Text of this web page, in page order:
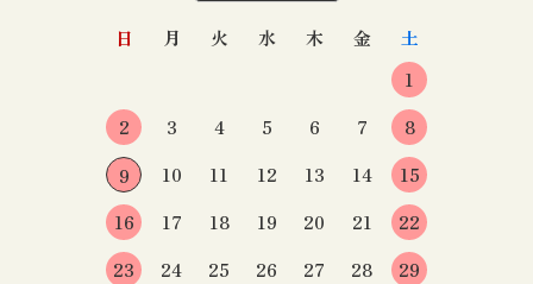
日 月 火 水 木 金
土
1
2
3 4 5 6 7
8
9
10 11 12 13 14
15
16
17 18 19 20 21
22
23
24 25 26 27 28
29